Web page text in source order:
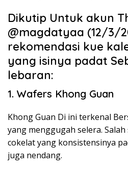
Dikutip Untuk akun
@magdatyaa (12/3/
rekomendasi kue
yang isinya padat
lebaran:
1. Wafers Khong Guan
Khong Guan Di ini terkenal
yang menggugah selera.
cokelat yang konsistensinya
juga nendang.